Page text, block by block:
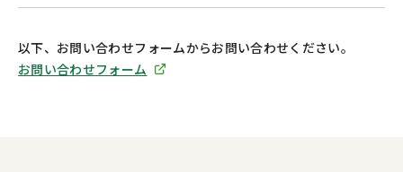
以下、お問い合わせフォームからお問い合わせください。
お問い合わせフォーム